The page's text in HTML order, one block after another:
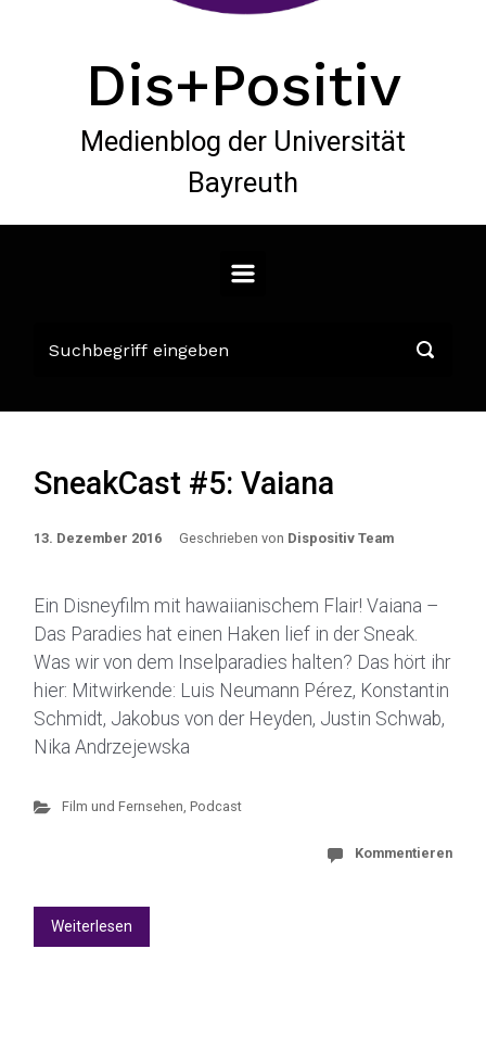
Dis+Positiv
Medienblog der Universität
Bayreuth
SneakCast #5: Vaiana
13. Dezember 2016 Geschrieben von Dispositiv Team
Ein Disneyfilm mit hawaiianischem Flair! Vaiana –
Das Paradies hat einen Haken lief in der Sneak.
Was wir von dem Inselparadies halten? Das hört ihr
hier: Mitwirkende: Luis Neumann Pérez, Konstantin
Schmidt, Jakobus von der Heyden, Justin Schwab,
Nika Andrzejewska
Film und Fernsehen, Podcast
Kommentieren
Weiterlesen